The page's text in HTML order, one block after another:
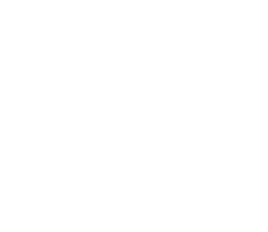
szkolnictwie wyższym i nauce;
o udzielenie
przygotowywania,
wytycznych